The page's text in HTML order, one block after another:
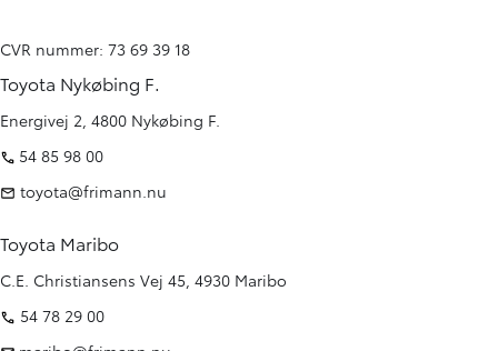
CVR nummer: 73 69 39 18
Toyota Nykøbing F.
Energivej 2, 4800 Nykøbing F.
54 85 98 00
toyota@frimann.nu
Toyota Maribo
C.E. Christiansens Vej 45, 4930 Maribo
54 78 29 00